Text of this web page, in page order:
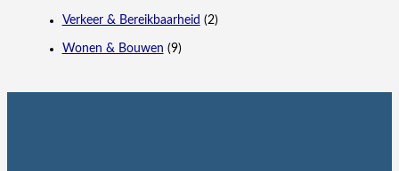
Verkeer & Bereikbaarheid (2)
Wonen & Bouwen (9)